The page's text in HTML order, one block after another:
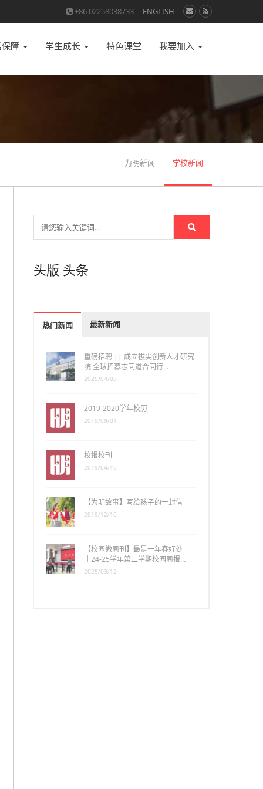
+86 02258038733 ENGLISH
障 学生成长 特色课堂 我要加入
为明新闻 学校新闻
头版 头条
热门新闻 最新新闻
重磅招聘 || 成立拔尖创新人才研究
院 全球招募志同道合同行…
2025/04/03
2019-2020学年校历
2019/09/01
校报校刊
2019/04/10
【为明故事】写给孩子的一封信
2019/12/10
【校园微周刊】最是一年春好处
┃24-25学年第二学期校园周报…
2025/03/12